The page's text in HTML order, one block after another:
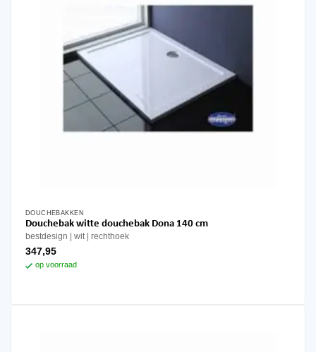
DOUCHEBAKKEN
Douchebak witte douchebak Dona 140 cm
bestdesign wit rechthoek
347,95
op voorraad